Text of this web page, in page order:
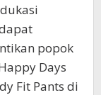
popok
Days
Fit Pants di